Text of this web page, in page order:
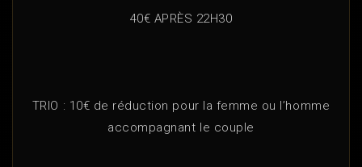
40€ APRÈS 22H30
TRIO : 10€ de réduction pour la femme ou l’homme
accompagnant le couple